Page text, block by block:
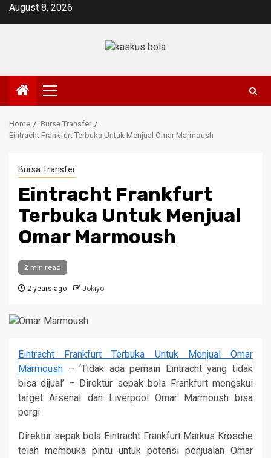
SkipAugust 8, 2026
Primary
Menu
Home
Bursa Transfer
Eintracht Frankfurt Terbuka Untuk Menjual Omar Marmoush
Bursa Transfer
Eintracht Frankfurt
Terbuka Untuk Menjual
Omar Marmoush
2 min read
2 years ago Jokiyo
Eintracht Frankfurt Terbuka Untuk Menjual Omar
Marmoush – ‘Tidak ada pemain Eintracht yang tidak
bisa dijual’ – Direktur sepak bola Frankfurt mengakui
target Arsenal dan Liverpool Omar Marmoush bisa
pergi.
Direktur sepak bola Eintracht Frankfurt Markus Krosche
telah membuka pintu untuk potensi penjualan Omar